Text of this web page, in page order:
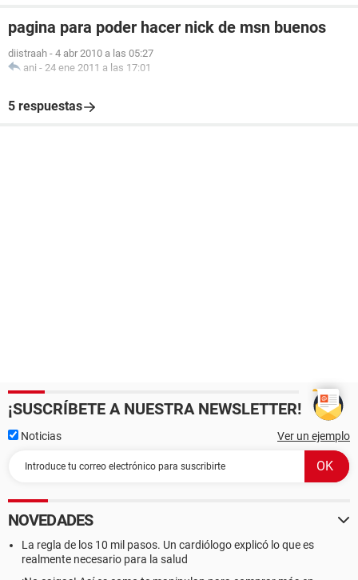
pagina para poder hacer nick de msn buenos
diistraah - 4 abr 2010 a las 05:27
ani - 24 ene 2011 a las 17:01
5 respuestas
¡SUSCRÍBETE A NUESTRA NEWSLETTER!
Noticias Ver un ejemplo
NOVEDADES
La regla de los 10 mil pasos. Un cardiólogo explicó lo que es
realmente necesario para la salud